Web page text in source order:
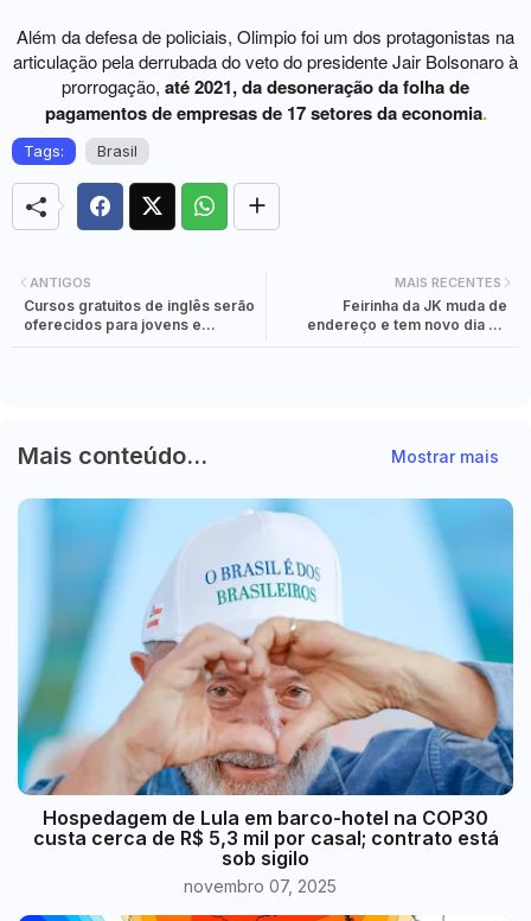
Além da defesa de policiais, Olimpio foi um dos protagonistas na
articulação pela derrubada do veto do presidente Jair Bolsonaro à
prorrogação, até 2021, da desoneração da folha de
pagamentos de empresas de 17 setores da economia.
Tags: Brasil
MAIS RECENTES
Feirinha da JK muda de
endereço e tem novo dia de
ANTIGOS
Cursos gratuitos de inglês serão
oferecidos para jovens e
Mais conteúdo... Mostrar mais
Hospedagem de Lula em barco-hotel na COP30
custa cerca de R$ 5,3 mil por casal; contrato está
sob sigilo
novembro 07, 2025